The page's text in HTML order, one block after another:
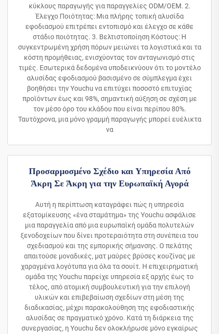
κύκλους παραγωγής για παραγγελίες ODM/OEM. 2.
Έλεγχο Ποιότητας: Μια πλήρης τοπική αλυσίδα
εφοδιασμού επιτρέπει εντοπισμό και έλεγχο σε κάθε
στάδιο ποιότητας. 3. Βελτιστοποίηση Κόστους: Η
συγκεντρωμένη χρήση πόρων μειώνει τα λογιστικά και τα
κόστη προμήθειας, ενισχύοντας τον ανταγωνισμό στις
τιμές. Εσωτερικά δεδομένα υποδεικνύουν ότι το μοντέλο
αλυσίδας εφοδιασμού βασισμένο σε σύμπλεγμα έχει
βοηθήσει την Youchu να επιτύχει ποσοστό επιτυχίας
προϊόντων έως και 98%, σημαντική αύξηση σε σχέση με
τον μέσο όρο του κλάδου που είναι περίπου 80%.
Ταυτόχρονα, μια μόνο γραμμή παραγωγής μπορεί ευέλικτα
να
Προσαρμοσμένο Σχέδιο και Υπηρεσία Από
Άκρη Σε Άκρη για την Ευρωπαϊκή Αγορά
Αυτή η περίπτωση καταγράφει πώς η υπηρεσία
εξατομίκευσης «ένα σταμάτημα» της Youchu ασφάλισε
μια παραγγελία από μια ευρωπαϊκή ομάδα πολυτελών
ξενοδοχείων που δίνει προτεραιότητα στη συνέπεια του
σχεδιασμού και της εμπορικής σήμανσης. Ο πελάτης
απαιτούσε μοναδικές, ματ μαύρες βρύσες κουζίνας με
χαραγμένα λογότυπα για όλα τα σουίτ. Η επιχειρηματική
ομάδα της Youchu παρείχε υπηρεσία εξ αρχής έως το
τέλος, από ατομική συμβουλευτική για την επιλογή
υλικών και επιβεβαίωση σχεδίων στη μέση της
διαδικασίας, μέχρι παρακολούθηση της εφοδιαστικής
αλυσίδας σε πραγματικό χρόνο. Κατά τη διάρκεια της
συνεργασίας, η Youchu δεν ολοκλήρωσε μόνο εγκαίρως